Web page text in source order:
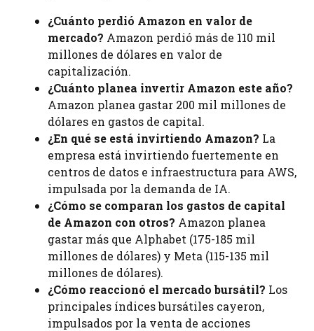
¿Cuánto perdió Amazon en valor de
mercado? Amazon perdió más de 110 mil
millones de dólares en valor de
capitalización.
¿Cuánto planea invertir Amazon este año?
Amazon planea gastar 200 mil millones de
dólares en gastos de capital.
¿En qué se está invirtiendo Amazon? La
empresa está invirtiendo fuertemente en
centros de datos e infraestructura para AWS,
impulsada por la demanda de IA.
¿Cómo se comparan los gastos de capital
de Amazon con otros? Amazon planea
gastar más que Alphabet (175-185 mil
millones de dólares) y Meta (115-135 mil
millones de dólares).
¿Cómo reaccionó el mercado bursátil? Los
principales índices bursátiles cayeron,
impulsados por la venta de acciones